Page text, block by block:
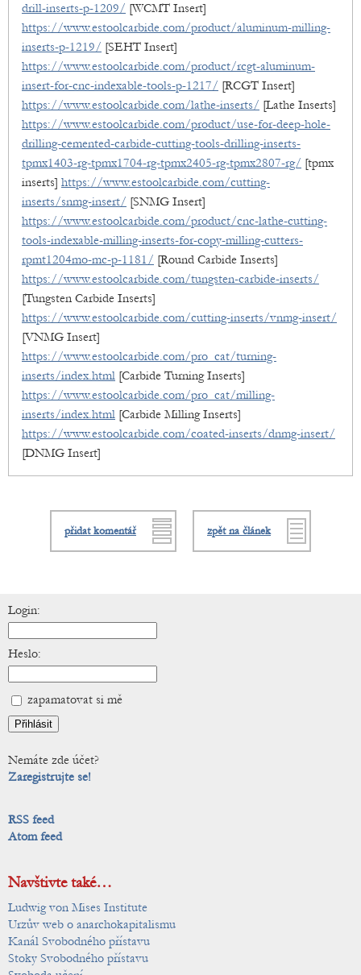
drill-inserts-p-1209/ [WCMT Insert]
https://www.estoolcarbide.com/product/aluminum-milling-
inserts-p-1219/ [SEHT Insert]
https://www.estoolcarbide.com/product/rcgt-aluminum-
insert-for-cnc-indexable-tools-p-1217/ [RCGT Insert]
https://www.estoolcarbide.com/lathe-inserts/ [Lathe Inserts]
https://www.estoolcarbide.com/product/use-for-deep-hole-
drilling-cemented-carbide-cutting-tools-drilling-inserts-
tpmx1403-rg-tpmx1704-rg-tpmx2405-rg-tpmx2807-rg/ [tpmx
inserts] https://www.estoolcarbide.com/cutting-
inserts/snmg-insert/ [SNMG Insert]
https://www.estoolcarbide.com/product/cnc-lathe-cutting-
tools-indexable-milling-inserts-for-copy-milling-cutters-
rpmt1204mo-mc-p-1181/ [Round Carbide Inserts]
https://www.estoolcarbide.com/tungsten-carbide-inserts/
[Tungsten Carbide Inserts]
https://www.estoolcarbide.com/cutting-inserts/vnmg-insert/
[VNMG Insert]
https://www.estoolcarbide.com/pro_cat/turning-
inserts/index.html [Carbide Turning Inserts]
https://www.estoolcarbide.com/pro_cat/milling-
inserts/index.html [Carbide Milling Inserts]
https://www.estoolcarbide.com/coated-inserts/dnmg-insert/
[DNMG Insert]
přidat komentář zpět na článek
Login:
Heslo:
zapamatovat si mě
Nemáte zde účet?
Zaregistrujte se!
RSS feed
Atom feed
Navštivte také…
Ludwig von Mises Institute
Urzův web o anarchokapitalismu
Kanál Svobodného přístavu
Stoky Svobodného přístavu